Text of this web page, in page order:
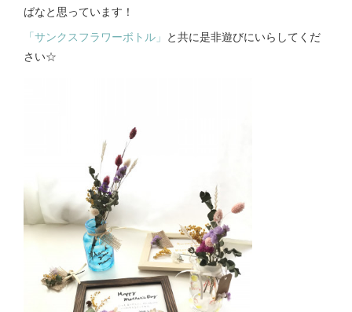
ばなと思っています！
「サンクスフラワーボトル」 と共に是非遊びにいらしてくだ
さい☆